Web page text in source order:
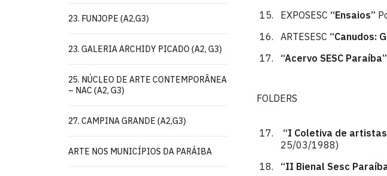
23. FUNJOPE (A2,G3)
23. GALERIA ARCHIDY PICADO (A2, G3)
25. NÚCLEO DE ARTE CONTEMPORÂNEA
– NAC (A2, G3)
27. CAMPINA GRANDE (A2,G3)
ARTE NOS MUNICÍPIOS DA PARÁIBA
EXPOSESC “Ensaios”
ARTESESC “Canudos:
“Acervo SESC Paraíba”
FOLDERS
“I Coletiva de
25/03/1988)
“II Bienal Sesc